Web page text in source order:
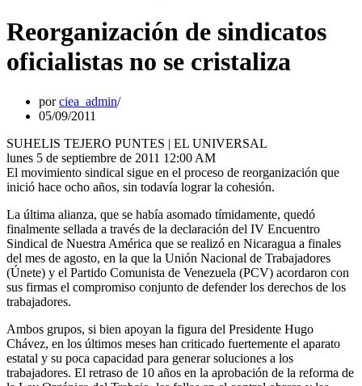
Reorganización de sindicatos
oficialistas no se cristaliza
porciea_admin
05/09/2011
SUHELIS TEJERO PUNTES | EL UNIVERSAL
lunes 5 de septiembre de 2011 12:00 AM
El movimiento sindical sigue en el proceso de reorganización que
inició hace ocho años, sin todavía lograr la cohesión.
La última alianza, que se había asomado tímidamente, quedó
finalmente sellada a través de la declaración del IV Encuentro
Sindical de Nuestra América que se realizó en Nicaragua a finales
del mes de agosto, en la que la Unión Nacional de Trabajadores
(Únete) y el Partido Comunista de Venezuela (PCV) acordaron con
sus firmas el compromiso conjunto de defender los derechos de los
trabajadores.
Ambos grupos, si bien apoyan la figura del Presidente Hugo
Chávez, en los últimos meses han criticado fuertemente el aparato
estatal y su poca capacidad para generar soluciones a los
trabajadores. El retraso de 10 años en la aprobación de la reforma de